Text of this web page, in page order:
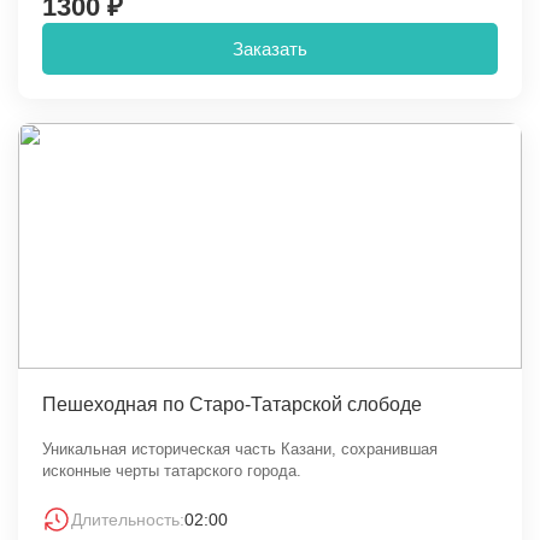
1300 ₽
Заказать
Пешеходная по Старо-Татарской слободе
Уникальная историческая часть Казани, сохранившая
исконные черты татарского города.
Длительность:02:00